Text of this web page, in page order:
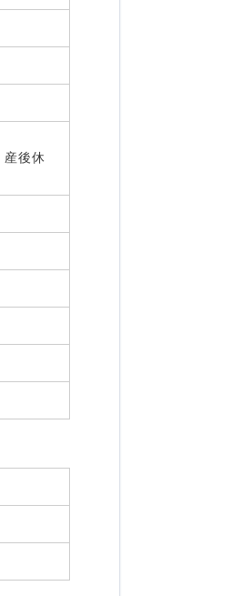
産後休